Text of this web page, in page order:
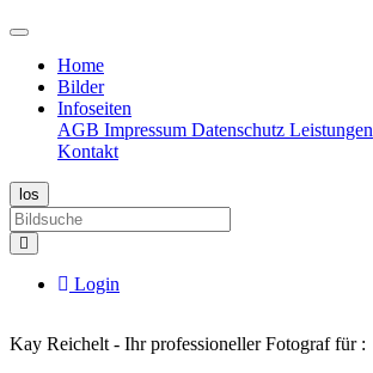
Home
Bilder
Infoseiten
AGB Impressum Datenschutz Leistungen
Kontakt
Login
Kay Reichelt - Ihr professioneller Fotograf für :